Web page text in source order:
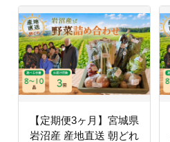
【定期便3ヶ月】宮城県
岩沼産 産地直送 朝どれ